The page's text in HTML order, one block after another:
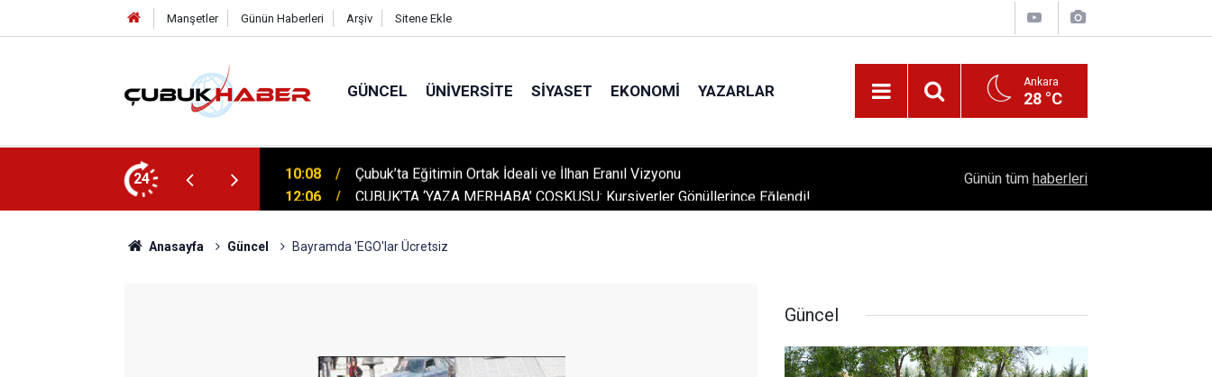
Manşetler Günün Haberleri Arşiv Sitene Ekle
GÜNCEL ÜNIVERSITE SIYASET EKONOMI YAZARLAR Ankara
28 °C
24
Eranıl Vizyonu 12:06 ÇUBUK’TA ‘YAZA MERHABA’ COŞKUSU: Kursiyerler Gönüllerince Eğlendi! 1504 Kep, Tek Bir Hedef: Bilim Kenti Çubuk
Günün tüm haberleri
Anasayfa Güncel Bayramda 'EGO'lar Ücretsiz
Güncel